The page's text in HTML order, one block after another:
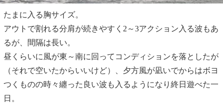
たまに入る胸サイズ。
アウトで割れる分肩が続きやすく2～3アクション入る波もあ
るが、間隔は長い。
昼くらいに風が東～南に回ってコンディションを落としたが
（それで空いたからいいけど）、夕方風が凪いでからはボヨ
つくものの時々纏った良い波も入るようになり終日遊べた一
日。